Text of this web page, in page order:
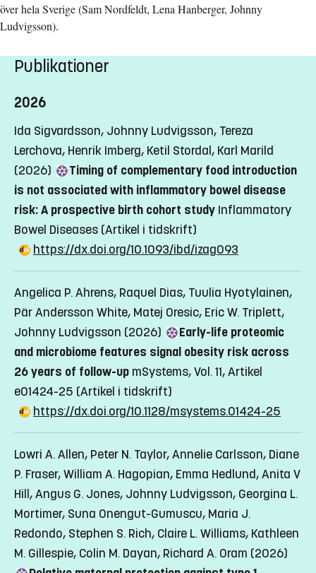
över hela Sverige (Sam Nordfeldt, Lena Hanberger, Johnny
Ludvigsson).
Publikationer
2026
Ida Sigvardsson, Johnny Ludvigsson, Tereza
Lerchova, Henrik Imberg, Ketil Stordal, Karl Marild
(2026)
Timing of complementary food introduction
is not associated with inflammatory bowel disease
risk: A prospective birth cohort study Inflammatory
Bowel Diseases (Artikel i tidskrift)
https://dx.doi.org/10.1093/ibd/izag093
Angelica P. Ahrens, Raquel Dias, Tuulia Hyotylainen,
Pär Andersson White, Matej Oresic, Eric W. Triplett,
Johnny Ludvigsson (2026)
Early-life proteomic
and microbiome features signal obesity risk across
26 years of follow-up mSystems, Vol. 11, Artikel
e01424-25 (Artikel i tidskrift)
https://dx.doi.org/10.1128/msystems.01424-25
Lowri A. Allen, Peter N. Taylor, Annelie Carlsson, Diane
P. Fraser, William A. Hagopian, Emma Hedlund, Anita V
Hill, Angus G. Jones, Johnny Ludvigsson, Georgina L.
Mortimer, Suna Onengut-Gumuscu, Maria J.
Redondo, Stephen S. Rich, Claire L. Williams, Kathleen
M. Gillespie, Colin M. Dayan, Richard A. Oram (2026)